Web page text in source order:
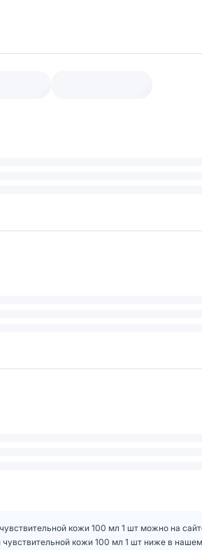
кожи 100 мл 1 шт можно на
кожи 100 мл 1 шт ниже в